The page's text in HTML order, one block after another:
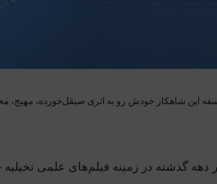
این شاهکار خودش رو به اثری صیقل‌خورده، مهیج،
دهه گذشته در زمینه فیلم‌های علمی‌